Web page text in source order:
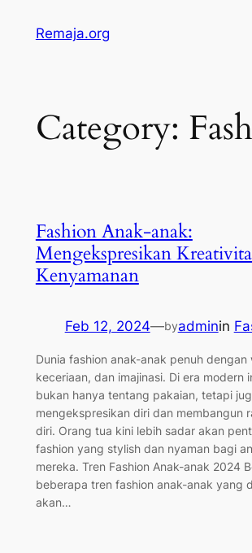
Remaja.org
Category:
Fashion Anak-anak:
Mengekspresikan
Kenyamanan
Feb 12, 2024—byadminin
Dunia fashion anak-anak penuh dengan
keceriaan, dan imajinasi. Di era modern
bukan hanya tentang pakaian, tetapi
mengekspresikan diri dan membangun
diri. Orang tua kini lebih sadar akan
fashion yang stylish dan nyaman bagi
mereka. Tren Fashion Anak-anak 2024
beberapa tren fashion anak-anak yang
akan…